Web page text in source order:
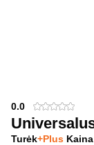
0.0
Turėk+Plus Kaina